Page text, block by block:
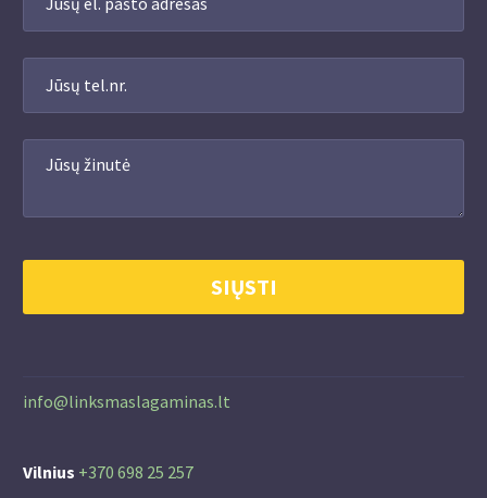
info@linksmaslagaminas.lt
Vilnius +370 698 25 257